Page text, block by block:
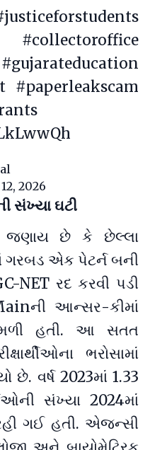
#collectoroffice
#gujarateducation
#paperleakscam
2026
સંખ્યા ઘટી
જણાય છે કે છેલ્લા
ગરબડ એક પેટર્ન બની
NET રદ કરવી પડી
આન્સર-કીમાં
હતી. આ સતત
ભરોસામાં
છે. વર્ષ 2023માં 1.33
સંખ્યા 2024માં
ગઈ હતી. એજન્સી